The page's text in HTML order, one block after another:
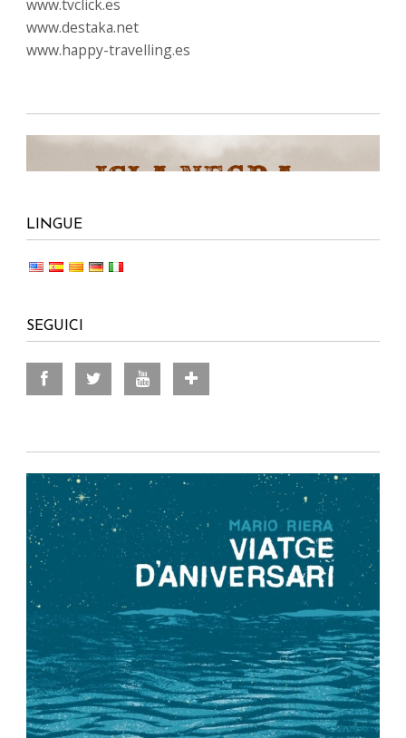
www.tvclick.es
www.destaka.net
www.happy-travelling.es
LINGUE
SEGUICI